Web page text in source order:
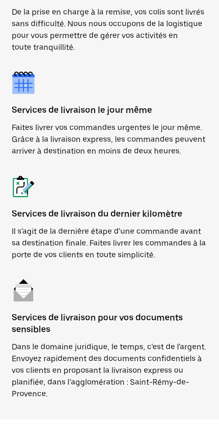
De la prise en charge à la remise, vos colis sont livrés
sans difficulté. Nous nous occupons de la logistique
pour vous permettre de gérer vos activités en
toute tranquillité.
Services de livraison le jour même
Faites livrer vos commandes urgentes le jour même.
Grâce à la livraison express, les commandes peuvent
arriver à destination en moins de deux heures.
Services de livraison du dernier kilomètre
Il s'agit de la dernière étape d'une commande avant
sa destination finale. Faites livrer les commandes à la
porte de vos clients en toute simplicité.
Services de livraison pour vos documents
sensibles
Dans le domaine juridique, le temps, c'est de l'argent.
Envoyez rapidement des documents confidentiels à
vos clients en proposant la livraison express ou
planifiée, dans l’agglomération : Saint-Rémy-de-
Provence.